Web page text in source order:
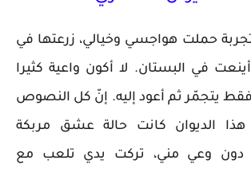
حملت هواجسي وخيالي، زرعتها في
في البستان. لا أكون واعية كثيرا
فقط يتجمّر ثم أعود إليه. إنّ كل النصوص
الديوان كانت حالة عشق مربكة
دون وعي مني، تركت يدي تلعب مع